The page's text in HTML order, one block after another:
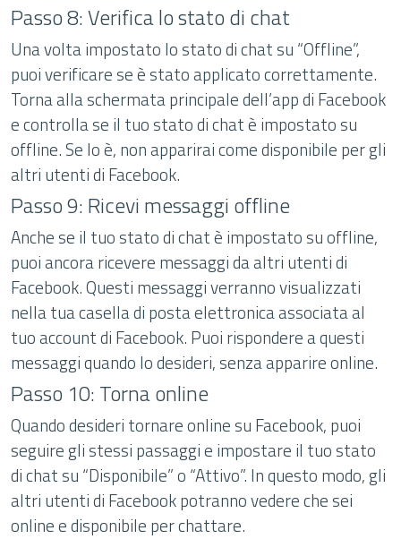
Passo 8: Verifica lo stato di chat
Una volta impostato lo stato di chat su “Offline”,
puoi verificare se è stato applicato correttamente.
Torna alla schermata principale dell’app di Facebook
e controlla se il tuo stato di chat è impostato su
offline. Se lo è, non apparirai come disponibile per gli
altri utenti di Facebook.
Passo 9: Ricevi messaggi offline
Anche se il tuo stato di chat è impostato su offline,
puoi ancora ricevere messaggi da altri utenti di
Facebook. Questi messaggi verranno visualizzati
nella tua casella di posta elettronica associata al
tuo account di Facebook. Puoi rispondere a questi
messaggi quando lo desideri, senza apparire online.
Passo 10: Torna online
Quando desideri tornare online su Facebook, puoi
seguire gli stessi passaggi e impostare il tuo stato
di chat su “Disponibile” o “Attivo”. In questo modo, gli
altri utenti di Facebook potranno vedere che sei
online e disponibile per chattare.